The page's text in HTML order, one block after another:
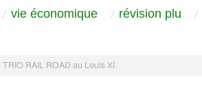
vie économique révision plu
TRIO RAIL ROAD au Louis XI